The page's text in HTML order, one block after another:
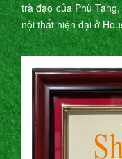
trà đạo của Phù
nội thất hiện đại ở